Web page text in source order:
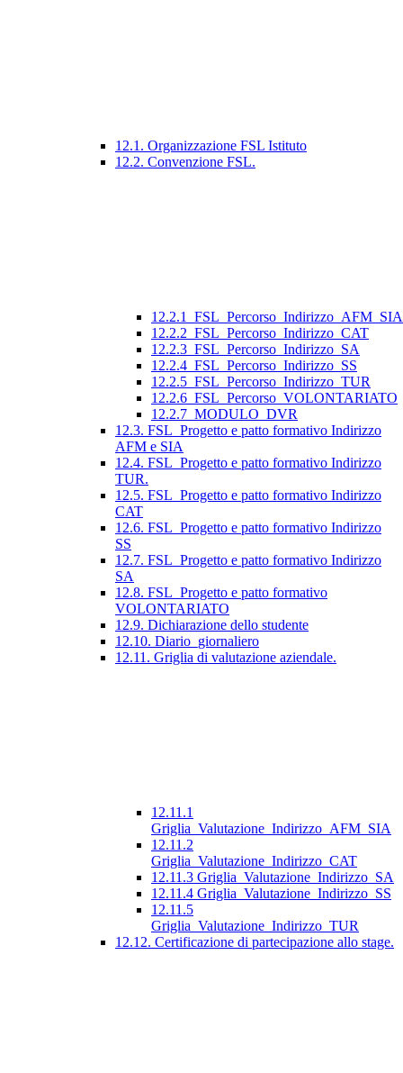
12.1. Organizzazione FSL Istituto
12.2. Convenzione FSL.
12.2.1_FSL_Percorso_Indirizzo_AFM_SIA
12.2.2_FSL_Percorso_Indirizzo_CAT
12.2.3_FSL_Percorso_Indirizzo_SA
12.2.4_FSL_Percorso_Indirizzo_SS
12.2.5_FSL_Percorso_Indirizzo_TUR
12.2.6_FSL_Percorso_VOLONTARIATO
12.2.7_MODULO_DVR
12.3. FSL_Progetto e patto formativo Indirizzo
AFM e SIA
12.4. FSL_Progetto e patto formativo Indirizzo
TUR.
12.5. FSL_Progetto e patto formativo Indirizzo
CAT
12.6. FSL_Progetto e patto formativo Indirizzo
SS
12.7. FSL_Progetto e patto formativo Indirizzo
SA
12.8. FSL_Progetto e patto formativo
VOLONTARIATO
12.9. Dichiarazione dello studente
12.10. Diario_giornaliero
12.11. Griglia di valutazione aziendale.
12.11.1
Griglia_Valutazione_Indirizzo_AFM_SIA
12.11.2
Griglia_Valutazione_Indirizzo_CAT
12.11.3 Griglia_Valutazione_Indirizzo_SA
12.11.4 Griglia_Valutazione_Indirizzo_SS
12.11.5
Griglia_Valutazione_Indirizzo_TUR
12.12. Certificazione di partecipazione allo stage.